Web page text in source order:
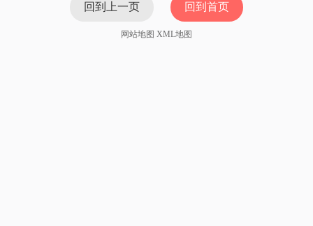
回到上一页 回到首页
网站地图 XML地图